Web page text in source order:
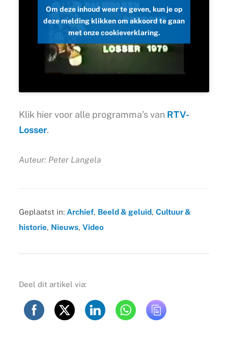
Om deze inhoud weer te geven, kun je op
deze melding klikken om akkoord te gaan
met onze cookieverklaring.
Klik hier voor alle programma’s van RTV-
Losser.
Auteur: Peter Langela
Geplaatst in: Archief, Beeld & geluid, Cultuur &
historie, Nieuws, Video
Deel dit artikel via: